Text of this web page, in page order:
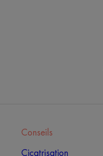
Conseils
Cicatrisation